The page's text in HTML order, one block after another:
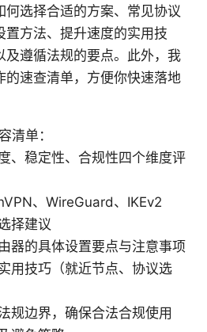
何选择合适的方案、常见协议
置方法、提升速度的实用技
及遵循法规的要点。此外，我
的速查清单，方便你快速落地
清单：
、稳定性、合规性四个维度评
、WireGuard、IKEv2
择建议
器的具体设置要点与注意事项
用技巧（就近节点、协议选
规边界，确保合法合规使用